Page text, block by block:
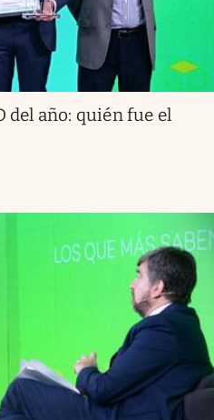
del año: quién fue el